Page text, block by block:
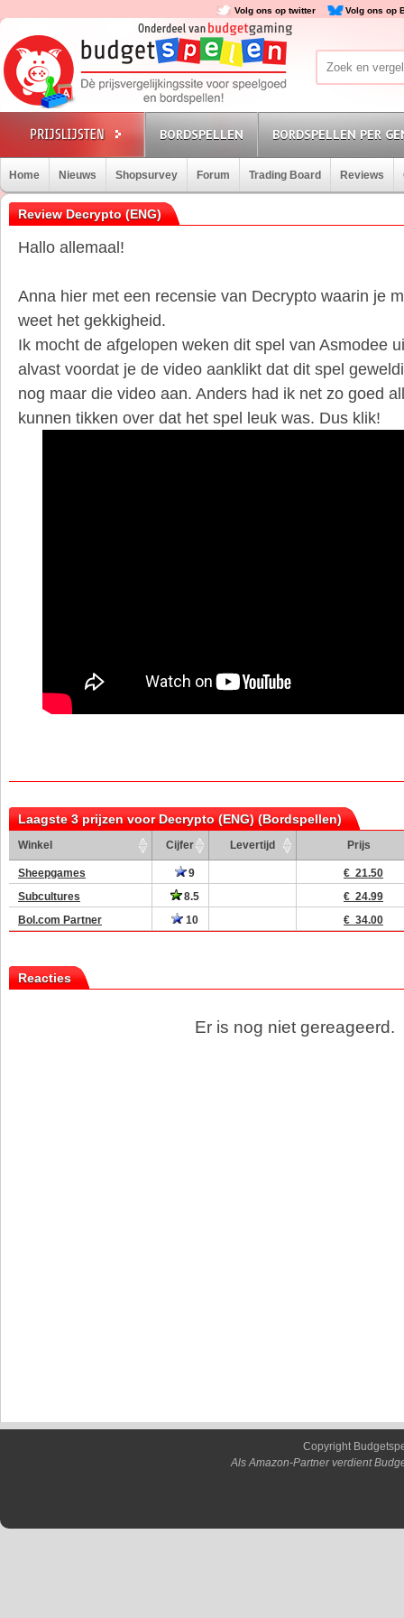
Volg ons op twitter Volg ons op
BORDSPELLEN BORDSPELLEN PER
Home Nieuws Shopsurvey Forum Trading Board Reviews
Review Decrypto (ENG)
Hallo allemaal!
Anna hier met een recensie van Decrypto waarin je
weet het gekkigheid.
Ik mocht de afgelopen weken dit spel van Asmodee
alvast voordat je de video aanklikt dat dit spel
nog maar die video aan. Anders had ik net zo goed
kunnen tikken over dat het spel leuk was. Dus klik!
Laagste 3 prijzen voor Decrypto (ENG) (Bordspellen)
Winkel Cijfer Levertijd Prijs
Sheepgames 9
€ 21.50
Subcultures
8.5
€ 24.99
Bol.com Partner
10 € 34.00
Reacties
Er is nog niet gereageerd.
Copyright
Als Amazon-Partner verdient